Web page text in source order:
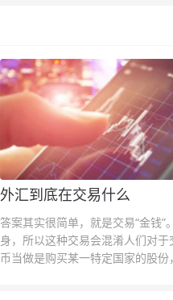
外汇到底在交易什么
答案其实很简单，就是交易“金钱
身，所以这种交易会混淆人们对
币当做是购买某一特定国家的股份